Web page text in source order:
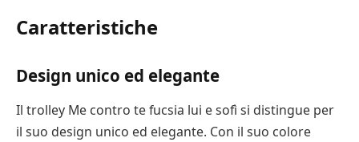
Caratteristiche
Design unico ed elegante
Il trolley Me contro te fucsia lui e sofì si distingue per
il suo design unico ed elegante. Con il suo colore